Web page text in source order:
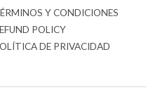
Y CONDICIONES
POLICY
DE PRIVACIDAD